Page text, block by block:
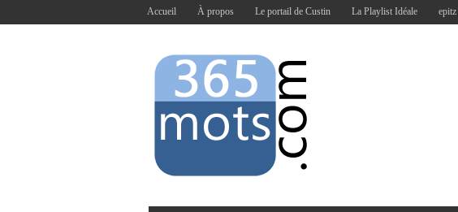
Accueil À propos Le portail de Custin La Playlist Idéale epitz